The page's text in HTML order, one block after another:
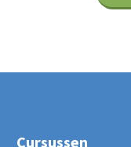
Cursussen